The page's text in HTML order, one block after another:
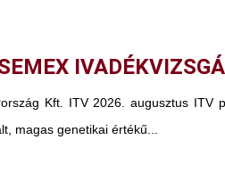
Kft. ITV 2026. augusztus ITV
magas genetikai értékű...